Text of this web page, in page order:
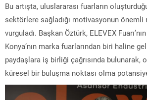
Bu artışta, uluslararası fuarların
sektörlere sağladığı motivasyonun önemli
vurguladı. Başkan Öztürk, ELEVEX
Konya’nın marka fuarlarından biri haline
paydaşlara iş birliği çağrısında bulunarak,
küresel bir buluşma noktası olma